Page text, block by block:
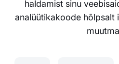
haldamist sinu
analüütikakoode hõlpsalt